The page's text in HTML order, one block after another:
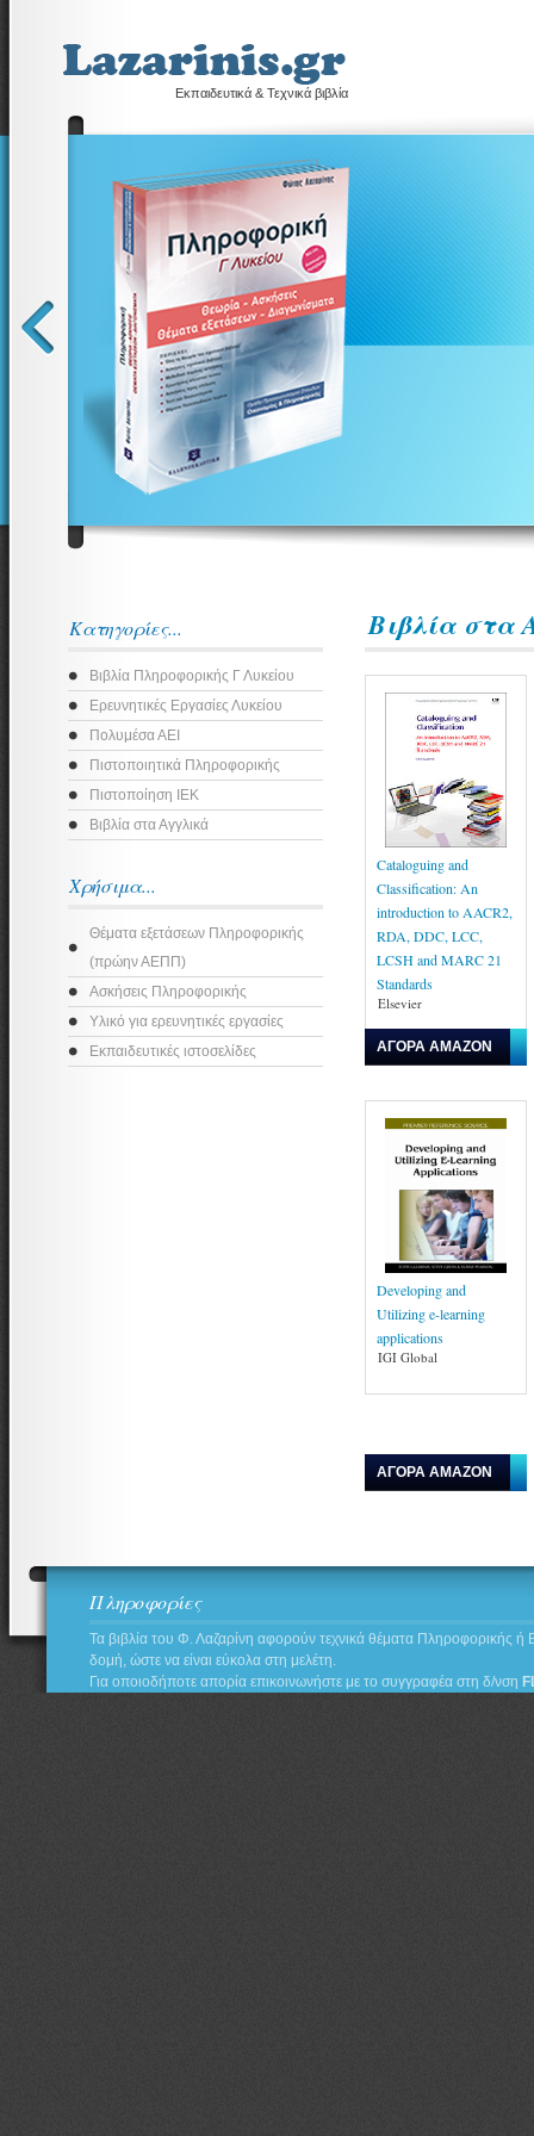
Εκπαιδευτικά & Τεχνικά βιβλία
Κατηγορίες...
Βιβλία Πληροφορικής Γ Λυκείου
Ερευνητικές Εργασίες Λυκείου
Πολυμέσα ΑΕΙ
Πιστοποιητικά Πληροφορικής
Πιστοποίηση ΙΕΚ
Βιβλία στα Αγγλικά
Χρήσιμα...
Θέματα εξετάσεων Πληροφορικής
(πρώην ΑΕΠΠ)
Ασκήσεις Πληροφορικής
Υλικό για ερευνητικές εργασίες
Εκπαιδευτικές ιστοσελίδες
Βιβλία στα
Cataloguing and
Classification: An
introduction to AACR2,
RDA, DDC, LCC,
LCSH and MARC 21
Standards
Elsevier
ΑΓΟΡΑ AMAZON
Developing and
Utilizing e-learning
applications
IGI Global
ΑΓΟΡΑ AMAZON
Πληροφορίες
Τα βιβλία του Φ. Λαζαρίνη αφορούν τεχνικά θέματα Πληροφορικής
δομή, ώστε να είναι εύκολα στη μελέτη.
Για οποιοδήποτε απορία επικοινωνήστε με το συγγραφέα στη δ/νση